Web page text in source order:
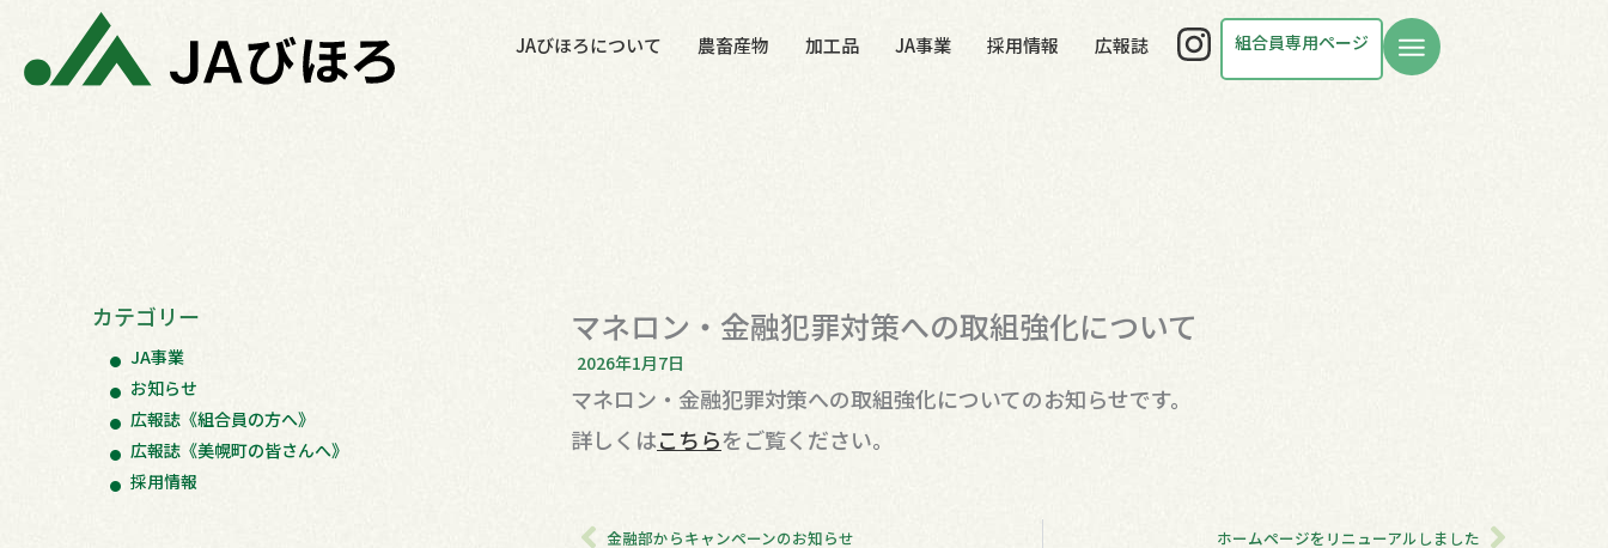
JAびほろについて 農畜産物 加工品 JA事業 採用情報 広報誌 Instagram
組合員専用ページ
カテゴリー
JA事業
お知らせ
広報誌《組合員の方へ》
広報誌《美幌町の皆さんへ》
採用情報
マネロン・金融犯罪対策への取組強化について
2026年1月7日
マネロン・金融犯罪対策への取組強化についてのお知らせです。
詳しくはこちらをご覧ください。
金融部からキャンペーンのお知らせ ホームページをリニューアルしました